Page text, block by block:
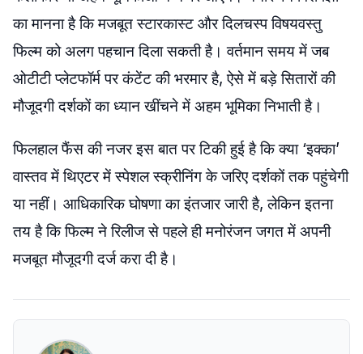
का मानना है कि मजबूत स्टारकास्ट और दिलचस्प विषयवस्तु
फिल्म को अलग पहचान दिला सकती है। वर्तमान समय में जब
ओटीटी प्लेटफॉर्म पर कंटेंट की भरमार है, ऐसे में बड़े सितारों की
मौजूदगी दर्शकों का ध्यान खींचने में अहम भूमिका निभाती है।
फिलहाल फैंस की नजर इस बात पर टिकी हुई है कि क्या ‘इक्का’
वास्तव में थिएटर में स्पेशल स्क्रीनिंग के जरिए दर्शकों तक पहुंचेगी
या नहीं। आधिकारिक घोषणा का इंतजार जारी है, लेकिन इतना
तय है कि फिल्म ने रिलीज से पहले ही मनोरंजन जगत में अपनी
मजबूत मौजूदगी दर्ज करा दी है।